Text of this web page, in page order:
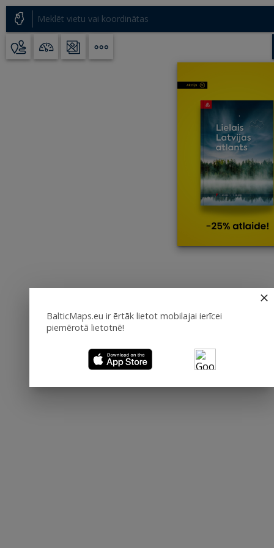
BalticMaps.eu ir ērtāk lietot mobilajai ierīcei
piemērotā lietotnē!